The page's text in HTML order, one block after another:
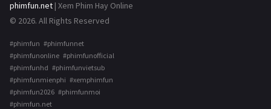
phimfun.net | Xem Phim Hay Online
© 2026. All Rights Reserved
#phimfun #phimfunnet
#phimfunonline #phimfunofficial
#phimfunhd #phimfunvietsub
#phimfunmienphi #xemphimfun
#phimfun2026 #phimfunmoi
#phimfun.net